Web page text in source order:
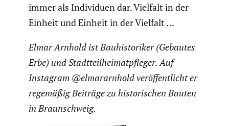
immer als Indivi­duen dar. Vielfalt in der
Einheit und Einheit in der Vielfalt …
Elmar Arnhold ist Bauhis­to­riker (Gebautes
Erbe) und Stadt­teil­hei­mat­pfleger. Auf
Instagram @elmararnhold veröf­fent­licht er
regemäßig Beiträge zu histo­ri­schen Bauten
in Braun­schweig.